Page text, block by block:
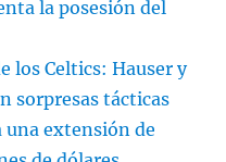
la posesión del
los Celtics: Hauser y
sorpresas tácticas
una extensión de